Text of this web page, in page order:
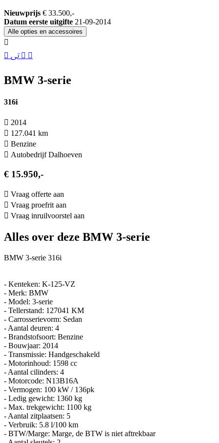
Nieuwprijs € 33.500,-
Datum eerste uitgifte 21-09-2014
Alle opties en accessoires
BMW 3-serie
316i
2014
127.041 km
Benzine
Autobedrijf Dalhoeven
€ 15.950,-
Vraag offerte aan
Vraag proefrit aan
Vraag inruilvoorstel aan
Alles over deze BMW 3-serie
BMW 3-serie 316i
- Kenteken: K-125-VZ
- Merk: BMW
- Model: 3-serie
- Tellerstand: 127041 KM
- Carrosserievorm: Sedan
- Aantal deuren: 4
- Brandstofsoort: Benzine
- Bouwjaar: 2014
- Transmissie: Handgeschakeld
- Motorinhoud: 1598 cc
- Aantal cilinders: 4
- Motorcode: N13B16A
- Vermogen: 100 kW / 136pk
- Ledig gewicht: 1360 kg
- Max. trekgewicht: 1100 kg
- Aantal zitplaatsen: 5
- Verbruik: 5.8 l/100 km
- BTW/Marge: Marge, de BTW is niet aftrekbaar